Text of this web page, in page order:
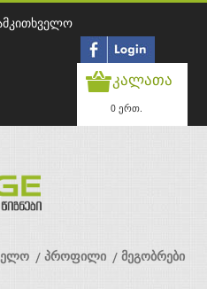
კალათა
0 ერთ.
პროფილი მეგობრები